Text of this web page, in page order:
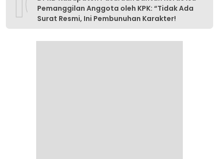
Pemanggilan Anggota oleh KPK: “Tidak Ada
Surat Resmi, Ini Pembunuhan Karakter!